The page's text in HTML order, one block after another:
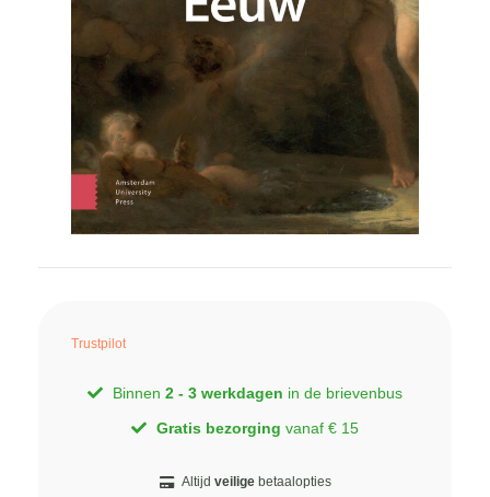
Trustpilot
Binnen 2 - 3 werkdagen in de brievenbus
Gratis bezorging vanaf € 15
Altijd veiligebetaalopties